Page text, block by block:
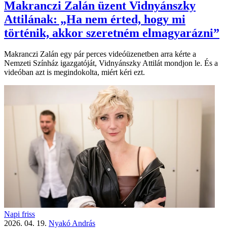
Makranczi Zalán üzent Vidnyánszky
Attilának: „Ha nem érted, hogy mi
történik, akkor szeretném elmagyarázni”
Makranczi Zalán egy pár perces videóüzenetben arra kérte a
Nemzeti Színház igazgatóját, Vidnyánszky Attilát mondjon le. És a
videóban azt is megindokolta, miért kéri ezt.
Napi friss
2026. 04. 19. Nyakó András